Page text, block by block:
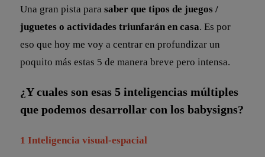
Una gran pista parasaber que tipos de juegos /
juguetes o actividades triunfarán en casa. Es por
eso que hoy me voy a centrar en profundizar un
poquito más estas 5 de manera breve pero intensa.
¿Y cuales son esas 5 inteligencias múltiples
que podemos desarrollar con los babysigns?
1Inteligencia visual-espacial